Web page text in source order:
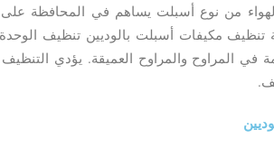
من نوع أسبلت يساهم في المحافظة على
مكيفات أسبلت بالوديين تنظيف الوحدة
في المراوح والمراوح العميقة. يؤدي